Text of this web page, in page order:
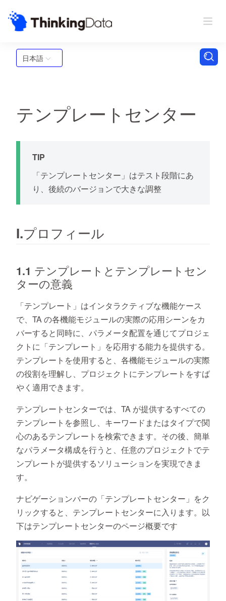
日本語
テンプレートセンター
TIP
「テンプレートセンター」はテスト段階にあ
り、後続のバージョンで大きな調整
I.プロフィール
1.1 テンプレートとテンプレートセン
ターの意義
「テンプレート」はインタラクティブな機能ケース
で、TA の各機能モジュールの実際の応用シーンをカ
バーすると同時に、パラメータ配置を通じてプロジェ
クトに「テンプレート」を応用する能力を提供する。
テンプレートを使用すると、各機能モジュールの実際
の役割を理解し、プロジェクトにテンプレートをすば
やく適用できます。
テンプレートセンターでは、TA が提供するすべての
テンプレートを参照し、キーワードまたはタイプで関
心のあるテンプレートを検索できます。その後、簡単
なパラメータ構成を行うと、任意のプロジェクトでテ
ンプレートが提供するソリューションを実現できま
す。
ナビゲーションバーの「テンプレートセンター」をク
リックすると、テンプレートセンターに入ります。以
下はテンプレートセンターのページ概要です